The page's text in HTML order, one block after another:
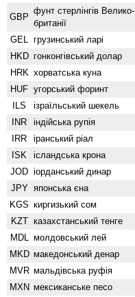
GBP
фунт стерлінгів Велико­
британії
GEL грузинський ларі
HKD гонконгівський долар
HRK хорватська куна
HUF угорський форинт
ILS ізраїльський шекель
INR індійська рупія
IRR іранський ріал
ISK ісландська крона
JOD іорданський динар
JPY японська єна
KGS киргизький сом
KZT казахстанський тенге
MDL молдовський лей
MKD македонський денар
MVR мальдівська руфія
MXN мексиканське песо